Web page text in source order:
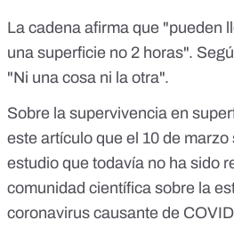
La cadena afirma que "pueden
una superficie no 2 horas".
"Ni una cosa ni la otra".
Sobre la supervivencia en
este artículo que el 10 de marzo
estudio que todavía no ha sido
comunidad científica sobre la
coronavirus causante de